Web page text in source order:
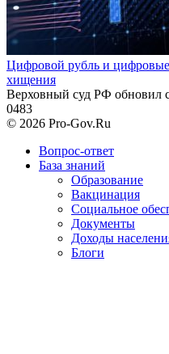
Цифровой рубль и
хищения
Верховный суд РФ обновил
0483
© 2026 Pro-Gov.Ru
Вопрос-ответ
База знаний
Образование
Вакцинация
Социальное
Документы
Доходы
Блоги